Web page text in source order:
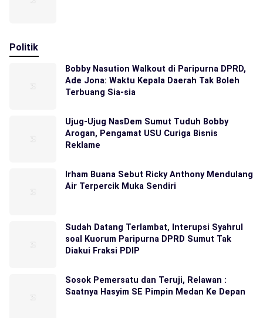
Politik
Bobby Nasution Walkout di Paripurna DPRD,
Ade Jona: Waktu Kepala Daerah Tak Boleh
Terbuang Sia-sia
Ujug-Ujug NasDem Sumut Tuduh Bobby
Arogan, Pengamat USU Curiga Bisnis
Reklame
Irham Buana Sebut Ricky Anthony Mendulang
Air Terpercik Muka Sendiri
Sudah Datang Terlambat, Interupsi Syahrul
soal Kuorum Paripurna DPRD Sumut Tak
Diakui Fraksi PDIP
Sosok Pemersatu dan Teruji, Relawan :
Saatnya Hasyim SE Pimpin Medan Ke Depan